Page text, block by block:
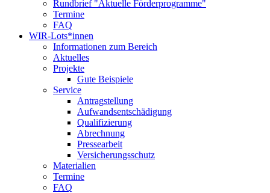
Rundbrief "Aktuelle Förderprogramme"
Termine
FAQ
WIR-Lots*innen
Informationen zum Bereich
Aktuelles
Projekte
Gute Beispiele
Service
Antragstellung
Aufwandsentschädigung
Qualifizierung
Abrechnung
Pressearbeit
Versicherungsschutz
Materialien
Termine
FAQ